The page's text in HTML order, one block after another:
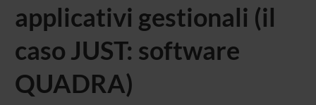
applicativi gestionali (il
caso JUST: software
QUADRA)